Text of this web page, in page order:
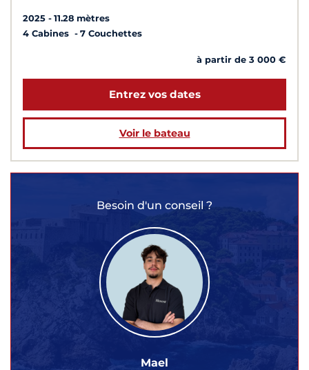
2025
11.28 mètres
4 Cabines
7 Couchettes
à partir de 3 000 €
Entrez vos dates
Voir le bateau
Besoin d'un conseil ?
Mael